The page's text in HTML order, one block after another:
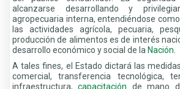
alcanzarse desarrollando y
agropecuaria interna, entendiéndose
las actividades agrícola, pecuaria,
producción de alimentos es de interés
desarrollo económico y social de la Nación
A tales fines, el Estado dictará las
comercial, transferencia tecnológica,
infraestructura,capacitación de mano